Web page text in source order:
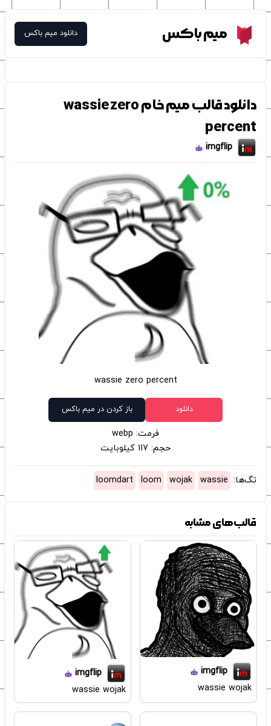
Meme Boxمیم باکس دانلود میم باکس
دانلود قالب میم خام wassie zero
percent
imgflip
wassie zero percent
دانلود باز کردن در میم باکس
فرمت: webp
حجم: 117 کیلوبایت
تگ‌ها: wassie
wojak
loom
loomdart
قالب‌های مشابه
imgflip
wassie wojak
imgflip
wassie wojak